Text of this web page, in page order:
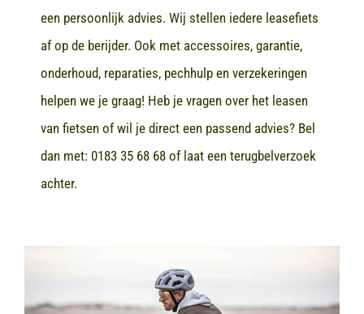
een persoonlijk advies. Wij stellen iedere leasefiets
af op de berijder. Ook met accessoires, garantie,
onderhoud, reparaties, pechhulp en verzekeringen
helpen we je graag! Heb je vragen over het leasen
van fietsen of wil je direct een passend advies? Bel
dan met: 0183 35 68 68of laat een terugbelverzoek
achter.